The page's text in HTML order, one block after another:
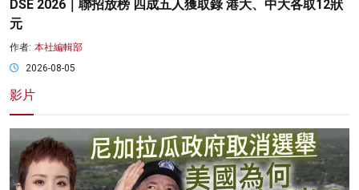
DSE 2026｜聯招放榜 四成五人獲取錄 港大、中大各取12狀
元
作者: 本社編輯部
2026-08-05
影片